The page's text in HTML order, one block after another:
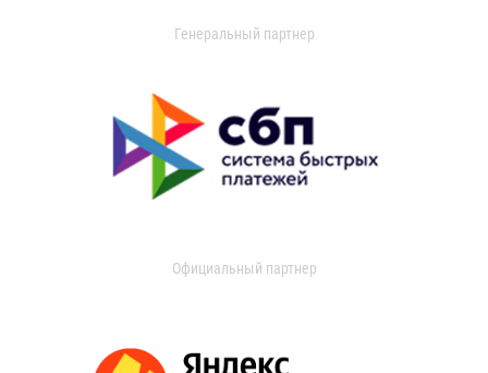
Генеральный партнер
Официальный партнер